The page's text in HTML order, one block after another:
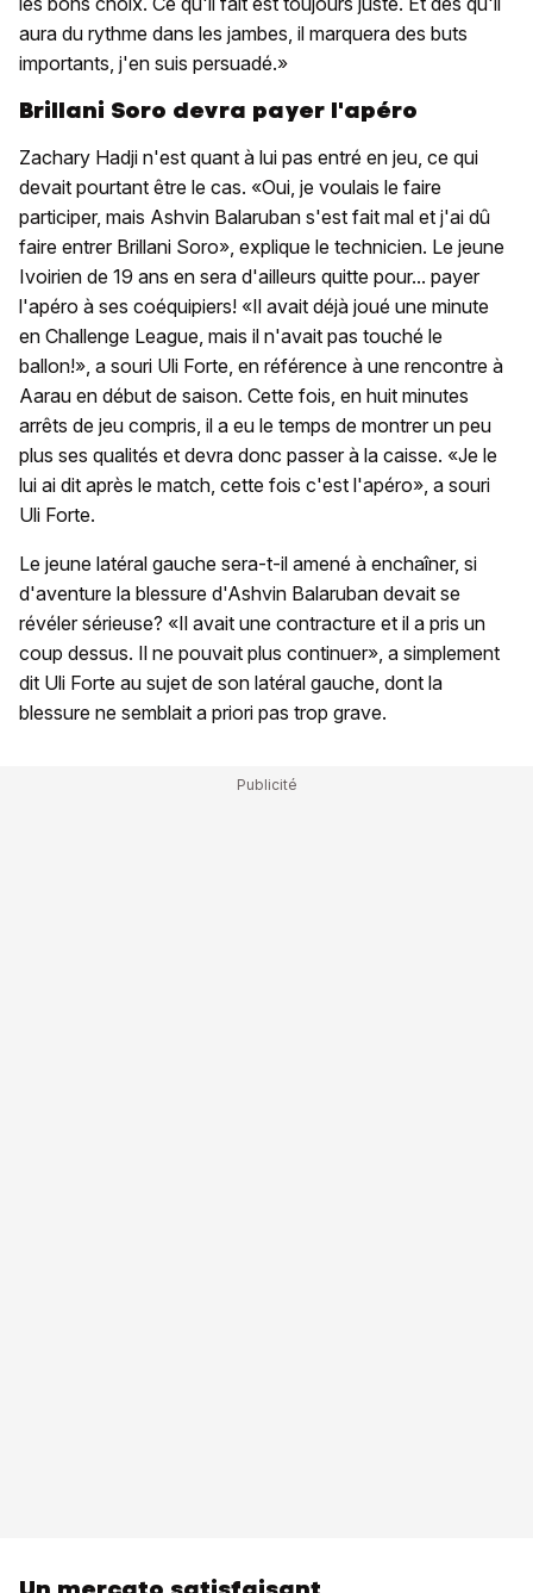
aura du rythme dans les jambes, il marquera des buts
importants, j'en suis persuadé.»
Brillani Soro devra payer l'apéro
Zachary Hadji n'est quant à lui pas entré en jeu, ce qui
devait pourtant être le cas. «Oui, je voulais le faire
participer, mais Ashvin Balaruban s'est fait mal et j'ai dû
faire entrer Brillani Soro», explique le technicien. Le jeune
Ivoirien de 19 ans en sera d'ailleurs quitte pour... payer
l'apéro à ses coéquipiers! «Il avait déjà joué une minute
en Challenge League, mais il n'avait pas touché le
ballon!», a souri Uli Forte, en référence à une rencontre à
Aarau en début de saison. Cette fois, en huit minutes
arrêts de jeu compris, il a eu le temps de montrer un peu
plus ses qualités et devra donc passer à la caisse. «Je le
lui ai dit après le match, cette fois c'est l'apéro», a souri
Uli Forte.
Le jeune latéral gauche sera-t-il amené à enchaîner, si
d'aventure la blessure d'Ashvin Balaruban devait se
révéler sérieuse? «Il avait une contracture et il a pris un
coup dessus. Il ne pouvait plus continuer», a simplement
dit Uli Forte au sujet de son latéral gauche, dont la
blessure ne semblait a priori pas trop grave.